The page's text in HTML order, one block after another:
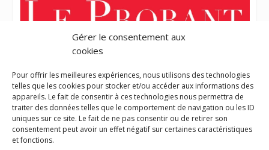
Gérer le consentement aux
cookies
Pour offrir les meilleures expériences, nous utilisons des technologies
telles que les cookies pour stocker et/ou accéder aux informations des
appareils. Le fait de consentir à ces technologies nous permettra de
traiter des données telles que le comportement de navigation ou les ID
uniques sur ce site. Le fait de ne pas consentir ou de retirer son
consentement peut avoir un effet négatif sur certaines caractéristiques
et fonctions.